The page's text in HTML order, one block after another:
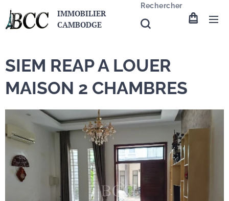
IMMOBILIER
CAMBODGE
Rechercher
SIEM REAP A LOUER
MAISON 2 CHAMBRES